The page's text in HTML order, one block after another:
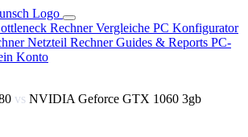
RechnerVergleiche PC Konfigurator
Netzteil RechnerGuides & Reports PC-
Konto
vs NVIDIA Geforce GTX 1060 3gb